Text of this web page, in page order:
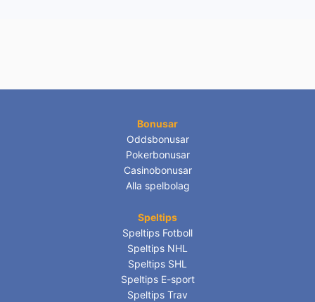
Bonusar
Oddsbonusar
Pokerbonusar
Casinobonusar
Alla spelbolag
Speltips
Speltips Fotboll
Speltips NHL
Speltips SHL
Speltips E-sport
Speltips Trav